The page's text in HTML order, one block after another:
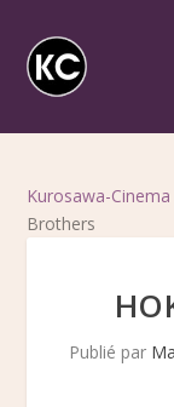
Kurosawa-Cinema
Brothers
Publié par